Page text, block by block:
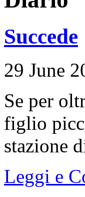
Succede
29 June
Se per
figlio
stazione
Leggi e